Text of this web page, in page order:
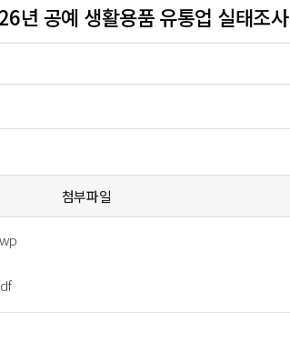
년 공예 생활용품 유통업 실태조사
첨부파일